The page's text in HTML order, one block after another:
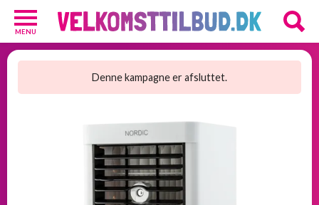
MENU
Denne kampagne er afsluttet.
Diverse